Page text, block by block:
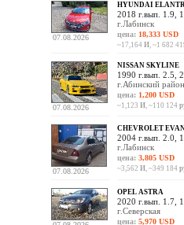
07.08.2026
HYUNDAI
2018 г.вып. 1.9,
г.Лабинск
цена: 18,333 USD
~17,164 И, ~1 682
07.08.2026
NISSAN SKYLINE
1990 г.вып. 2.5,
г.Абинский район
цена: 1,200 USD
~1,123 И, ~110 124
07.08.2026
CHEVROLET
2004 г.вып. 2.0,
г.Лабинск
цена: 3,805 USD
~3,562 И, ~349 184
OPEL ASTRA
2020 г.вып. 1.7,
г.Северская
цена: 5,970 USD